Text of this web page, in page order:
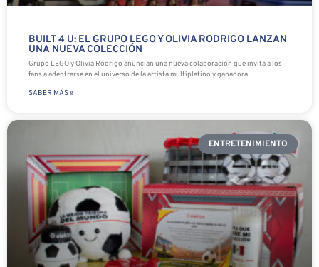
BUILT 4 U: EL GRUPO LEGO Y OLIVIA RODRIGO LANZAN
UNA NUEVA COLECCIÓN
Grupo LEGO y Olivia Rodrigo anuncian una nueva colaboración que invita a los
fans a adentrarse en el universo de la artista multiplatino y ganadora
SABER MÁS »
ENTRETENIMIENTO